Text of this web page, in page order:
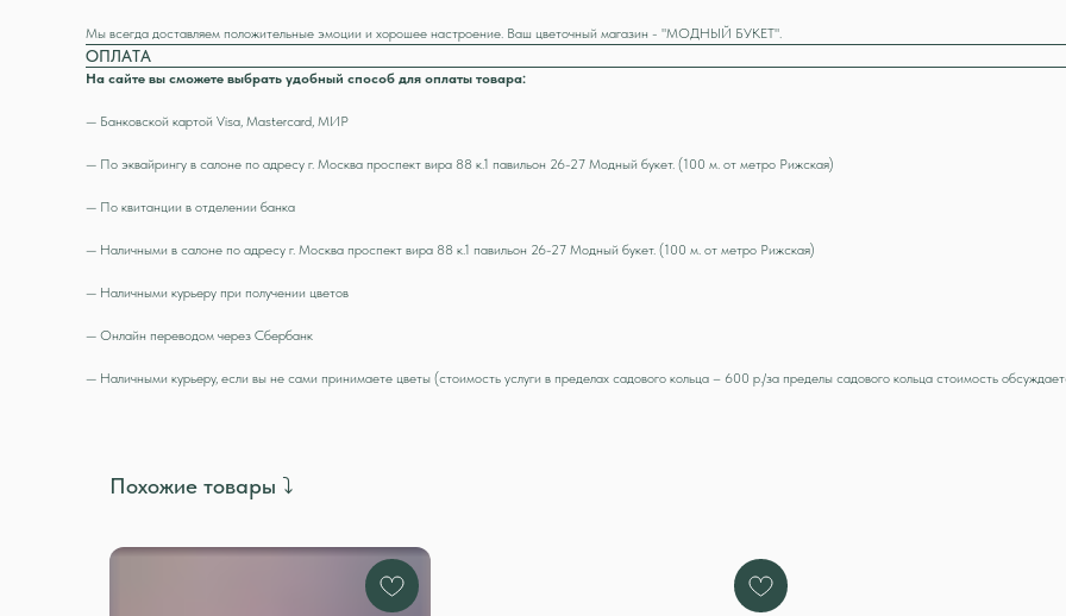
Мы всегда доставляем положительные эмоции и хорошее настроение. Ваш цветочный магазин - "МОДНЫЙ БУКЕТ".
ОПЛАТА
На сайте вы сможете выбрать удобный способ для оплаты товара:
— Банковской картой Visa, Mastercard, МИР
— По эквайрингу в салоне по адресу г. Москва проспект вира 88 к.1 павильон 26-27 Модный букет. (100 м. от метро Рижская)
— По квитанции в отделении банка
— Наличными в салоне по адресу г. Москва проспект вира 88 к.1 павильон 26-27 Модный букет. (100 м. от метро Рижская)
— Наличными курьеру при получении цветов
— Онлайн переводом через Сбербанк
— Наличными курьеру, если вы не сами принимаете цветы (стоимость услуги в пределах садового кольца – 600 р./за пределы садового кольца стоимость
Похожие товары ⤵